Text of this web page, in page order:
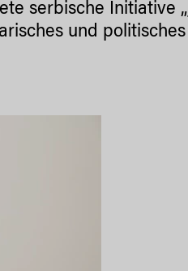
serbische Initiative „
und politisches